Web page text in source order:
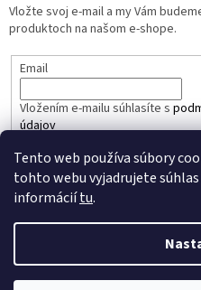
Tento web používa súbory
tohto webu vyjadrujete
informáciítu.
Vložte svoj e-mail a my Vám
produktoch na našom e-shope.
Email
Vložením e-mailu súhlasíte s
údajov
PRIHLÁSIŤ SA